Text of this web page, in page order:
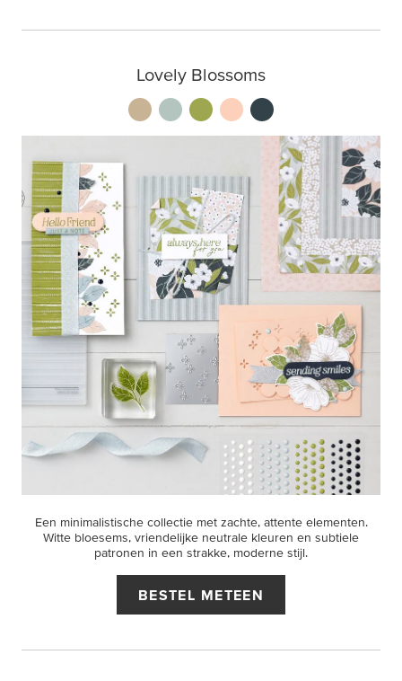
Lovely Blossoms
Een minimalistische collectie met zachte, attente elementen.
Witte bloesems, vriendelijke neutrale kleuren en subtiele
patronen in een strakke, moderne stijl.
BESTEL METEEN